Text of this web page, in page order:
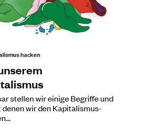
hacken
stellen wir einige Begriffe und
denen wir den Kapitalismus-